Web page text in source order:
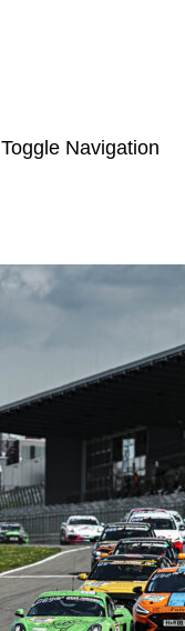
Toggle Navigation